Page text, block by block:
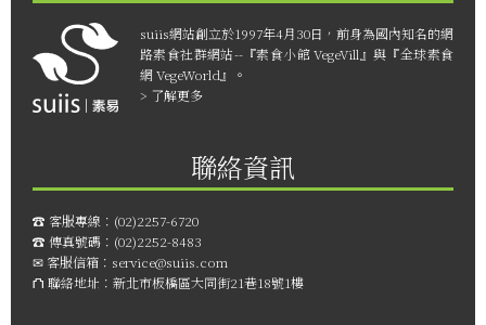
suiis網站創立於1997年4月30日，前身為國內知名的網
路素食社群網站--『素食小館 VegeVill』與『全球素食
網 VegeWorld』。
> 了解更多
聯絡資訊
☎︎ 客服專線： (02)2257-6720
☎︎ 傳真號碼： (02)2252-8483
✉ 客服信箱： service@suiis.com
⛫ 聯絡地址： 新北市板橋區大同街21巷18號1樓